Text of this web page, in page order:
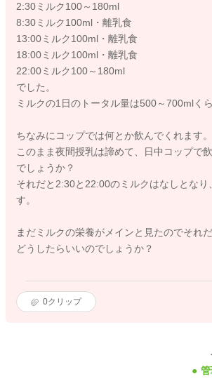
2:30ミルク100～180ml
8:30ミルク100ml・離乳食
13:00ミルク100ml・離乳食
18:00ミルク100ml・離乳食
22:00ミルク100～180ml
でした。
ミルクの1日のトータル量は500～700mlくら
ちなみにコップでは何とか飲んでくれます。
このまま夜間授乳は諦めて、日中コップで
でしょうか？
それだと2:30と22:00のミルクはなしとなり
す。
まだミルクの栄養がメインと見たのでそれだ
どうしたらいいのでしょうか？
0クリップ